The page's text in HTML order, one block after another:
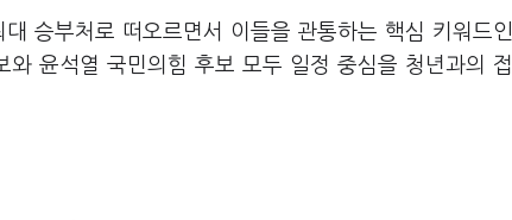
승부처로 떠오르면서 이들을 관통하는 핵심 키워드인
윤석열 국민의힘 후보 모두 일정 중심을 청년과의 접